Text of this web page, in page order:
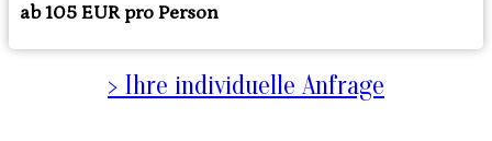
ab 105 EUR pro Person
> Ihre individuelle Anfrage